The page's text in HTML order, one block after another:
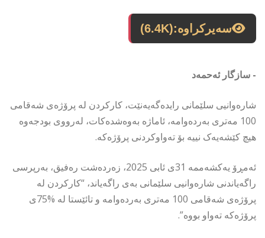
سەیرکراوە:(6.4K)
- سازگار ئەحمەد
شارەوانیی سلێمانی رایدەگەیەنێت، کارکردن لە پرۆژەی شەقامی
100 مەتری بەردەوامە، ئاماژە بەوەشدەکات، لەرووی بودجەوە
هیچ کێشەیەک نییە بۆ تەواوکردنی پرۆژەکە.
ئەمڕۆ یەکشەممە 31ی ئابی 2025، زەردەشت رەفیق، بەرپرسی
راگەیاندنی شارەوانیی سلێمانی بەی راگەیاند، “کارکردن لە
پرۆژەی شەقامی 100 مەتری بەردەوامە و تائێستا لە %75ی
پرۆژەکە تەواو بووە”.